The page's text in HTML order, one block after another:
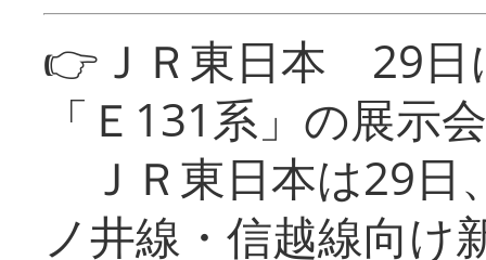
👉ＪＲ東日本 29日
「Ｅ131系」の展示会
ＪＲ東日本は29日
ノ井線・信越線向け